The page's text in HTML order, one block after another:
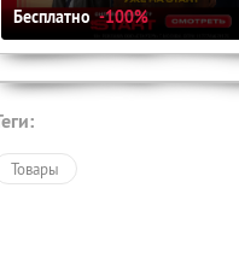
Бесплатно -100%
Товары